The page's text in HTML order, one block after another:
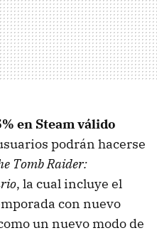
en Steam válido
podrán hacerse
Tomb Raider:
, la cual incluye el
con nuevo
un nuevo modo de